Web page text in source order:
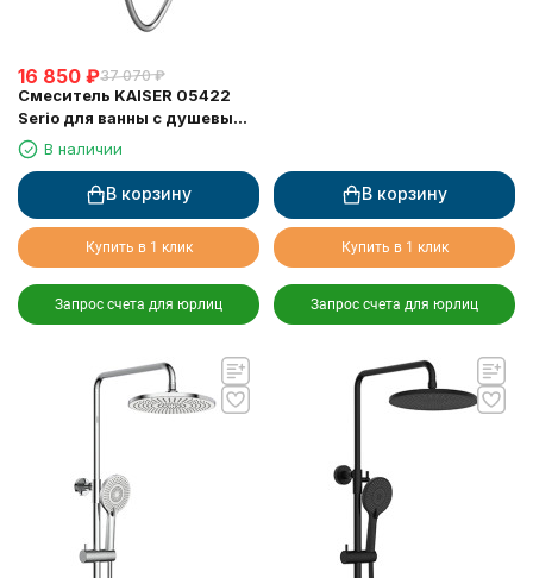
16 850 ₽37 070 ₽
Смеситель KAISER 05422
Serio для ванны с душевым
гарнитуром Комплект
В наличии
В корзину
Купить в 1 клик
Запрос счета для юрлиц
В корзину
Купить в 1 клик
Запрос счета для юрлиц